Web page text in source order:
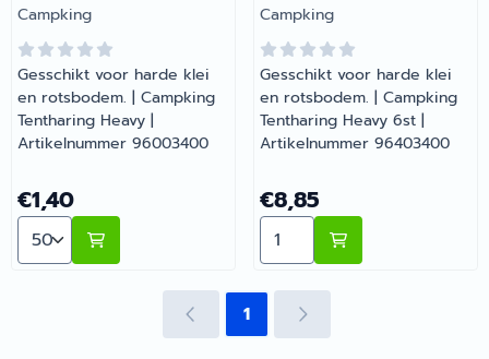
Merk:
Campking
Gesschikt voor harde klei
en rotsbodem. | Campking
Tentharing Heavy |
Artikelnummer 96003400
Prijs: 1,40
€1,40
Aantal kiezen voor Campking Tentharing Heavy
Merk:
Campking
Gesschikt voor harde klei
en rotsbodem. | Campking
Tentharing Heavy 6st |
Artikelnummer 96403400
Prijs: 8,85
€8,85
Aantal kiezen voor
1